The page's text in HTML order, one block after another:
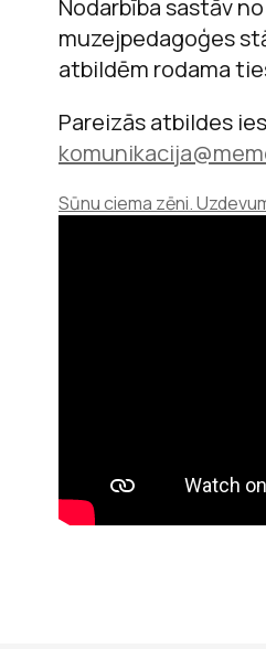
Nodarbība sastāv
muzejpedagoģes
atbildēm rodama
Pareizās atbildes
Sūnu ciema zēni.